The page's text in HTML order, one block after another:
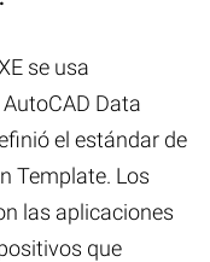
se usa
Data
el estándar de
Template. Los
las aplicaciones
que